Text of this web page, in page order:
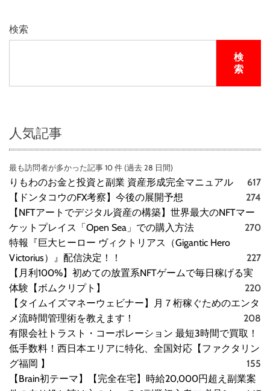
検索
検
索
人気記事
最も訪問者が多かった記事 10 件 (過去 28 日間)
りもわのお金と投資と副業 資産形成完全マニュアル
617
【ドンタコウのFX考察】今後の展開予想
274
【NFTアートでデジタル資産の構築】世界最大のNFTマー
ケットプレイス「Open Sea」での購入方法
270
特報『巨大ヒーロー ヴィクトリアス（Gigantic Hero
Victorius）』配信決定！！
227
【月利100%】初めての放置系NFTゲームで毎日稼げる実
体験【ボムクリプト】
220
【タイムイズマネーウェビナー】月７桁稼ぐためのエンタ
メ流時間管理術を教えます！
208
有限会社トラスト・コーポレーション 最短3時間で買取！
低手数料！西日本エリアに特化、全国対応【ファクタリン
グ福岡 】
155
【Brain初テーマ】【完全在宅】時給20,000円超え副業案